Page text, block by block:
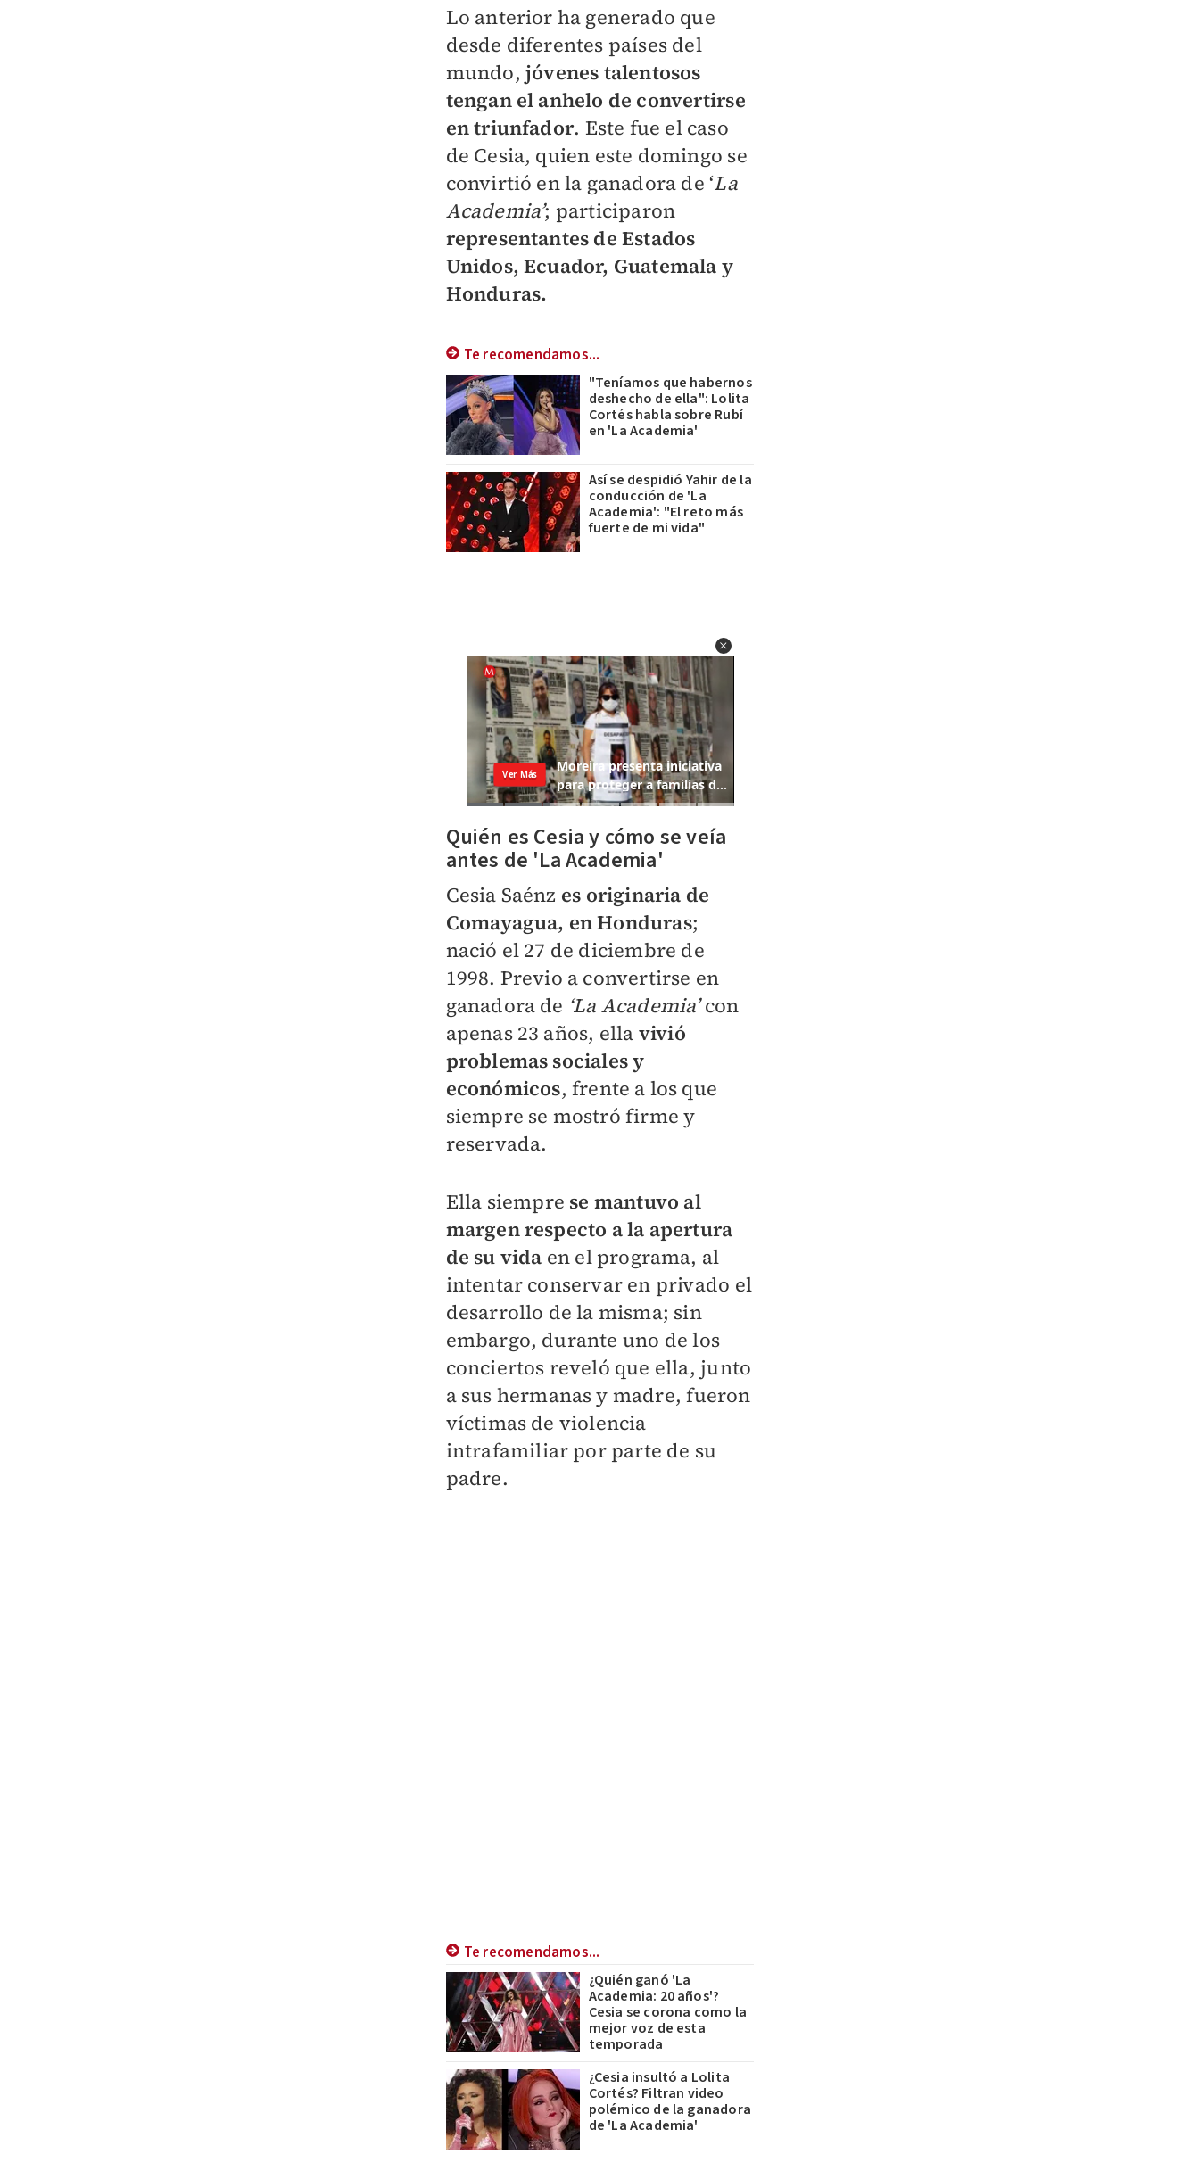
Lo anterior ha generado que
desde diferentes países del
mundo, jóvenes talentosos
tengan el anhelo de convertirse
en triunfador. Este fue el caso
de Cesia, quien este domingo se
convirtió en la ganadora de ‘La
Academia’; participaron
representantes de Estados
Unidos, Ecuador, Guatemala y
Honduras.
Te recomendamos...
"Teníamos que habernos
deshecho de ella": Lolita
Cortés habla sobre Rubí
en 'La Academia'
Así se despidió Yahir de la
conducción de 'La
Academia': "El reto más
fuerte de mi vida"
Quién es Cesia y cómo se veía
antes de 'La Academia'
Cesia Saénz es originaria de
Comayagua, en Honduras;
nació el 27 de diciembre de
1998. Previo a convertirse en
ganadora de ‘La Academia’con
apenas 23 años, ella vivió
problemas sociales y
económicos, frente a los que
siempre se mostró firme y
reservada.
Ella siempre se mantuvo al
margen respecto a la apertura
de su vida en el programa, al
intentar conservar en privado el
desarrollo de la misma; sin
embargo, durante uno de los
conciertos reveló que ella, junto
a sus hermanas y madre, fueron
víctimas de violencia
intrafamiliar por parte de su
padre.
Te recomendamos...
¿Quién ganó 'La
Academia: 20 años'?
Cesia se corona como la
mejor voz de esta
temporada
¿Cesia insultó a Lolita
Cortés? Filtran video
polémico de la ganadora
de 'La Academia'